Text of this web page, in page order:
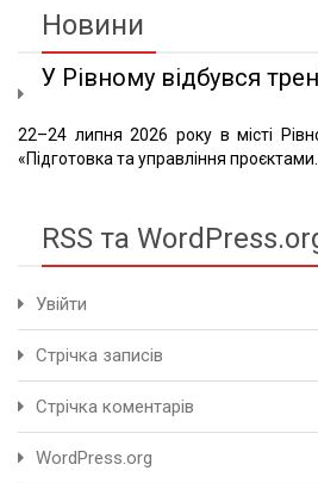
Новини
У Рівному відбувся
22–24 липня 2026 року в місті
«Підготовка та управління
RSS та
Увійти
Стрічка записів
Стрічка коментарів
WordPress.org